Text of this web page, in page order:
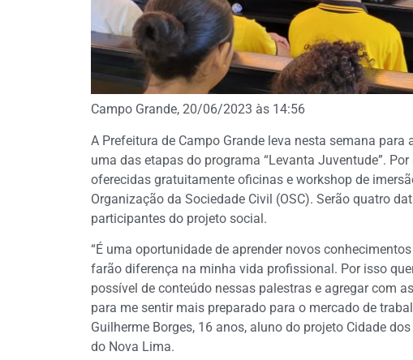
Campo Grande, 20/06/2023 às 14:56
A Prefeitura de Campo Grande leva nesta semana
uma das etapas do programa “Levanta Juventude”.
oferecidas gratuitamente oficinas e workshop de
Organização da Sociedade Civil (OSC). Serão quatro
participantes do projeto social.
“É uma oportunidade de aprender novos
farão diferença na minha vida profissional. Por isso
possível de conteúdo nessas palestras e agregar com
para me sentir mais preparado para o mercado de
Guilherme Borges, 16 anos, aluno do projeto Cidade
do Nova Lima.